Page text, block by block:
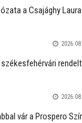
a Csajághy Laura
vár a Prospero